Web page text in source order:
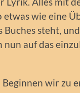
etwas wie eine
steht,
auf das
wir zu